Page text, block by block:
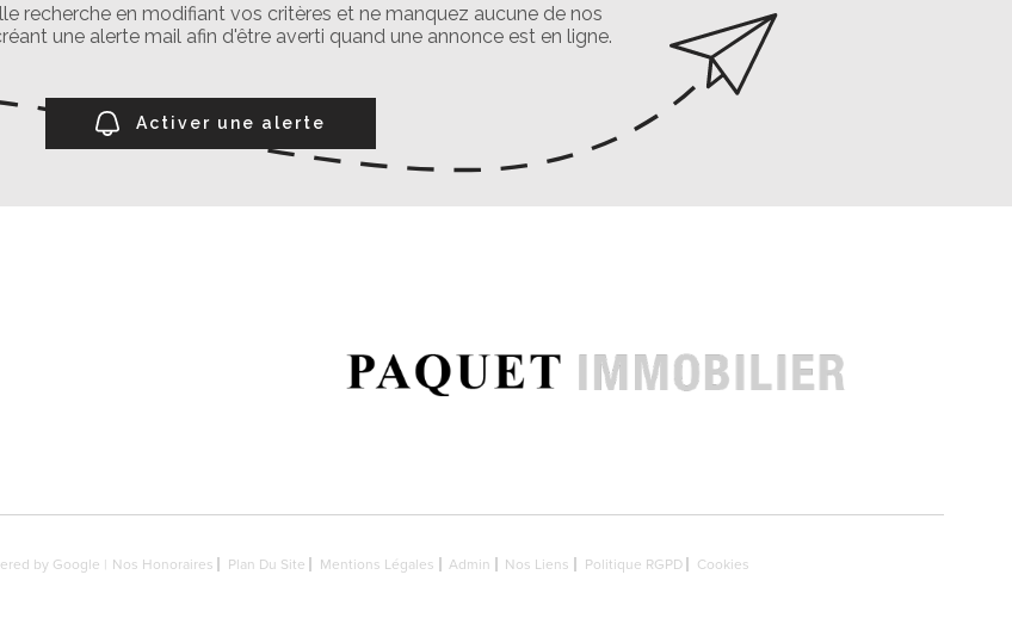
recherche en modifiant vos critères et ne manquez aucune de nos
une alerte mail afin d'être averti quand une annonce est en ligne.
Activer une alerte
by Google | Nos Honoraires Plan Du Site Mentions Légales Admin Nos Liens Politique RGPD Cookies